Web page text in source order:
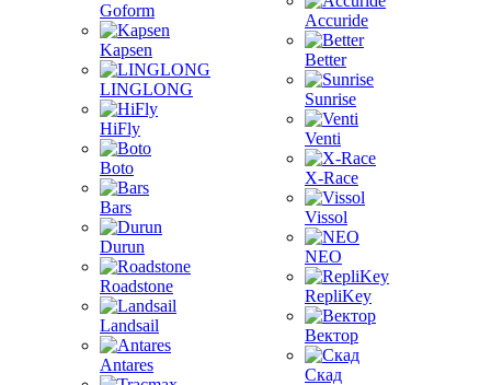
Goform
Kapsen
LINGLONG
HiFly
Boto
Bars
Durun
Roadstone
Landsail
Antares
Accuride
Better
Sunrise
Venti
X-Race
Vissol
NEO
RepliKey
Вектор
Скад